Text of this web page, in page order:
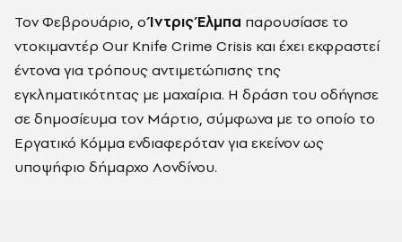
Τον Φεβρουάριο, οΊντρις Έλμπα παρουσίασε το
ντοκιμαντέρ Our Knife Crime Crisis και έχει εκφραστεί
έντονα για τρόπους αντιμετώπισης της
εγκληματικότητας με μαχαίρια. Η δράση του οδήγησε
σε δημοσίευμα τον Μάρτιο, σύμφωνα με το οποίο το
Εργατικό Κόμμα ενδιαφερόταν για εκείνον ως
υποψήφιο δήμαρχο Λονδίνου.